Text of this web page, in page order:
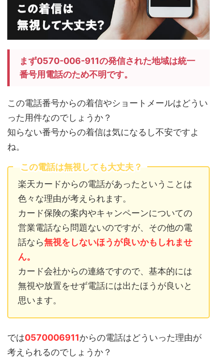
まず0570-006-911の発信された地域は統一
番号用電話のため不明です。
この電話番号からの着信やショートメールはどうい
った用件なのでしょうか？
知らない番号からの着信は気になるし不安ですよ
ね。
この電話は無視しても大丈夫？
楽天カードからの電話があったということは
色々な理由が考えられます。
カード保険の案内やキャンペーンについての
営業電話なら問題ないのですが、その他の電
話なら無視をしないほうが良いかもしれませ
ん。
カード会社からの連絡ですので、基本的には
無視や放置をせず電話には出たほうが良いと
思います。
では0570006911からの電話はどういった理由が
考えられるのでしょうか？